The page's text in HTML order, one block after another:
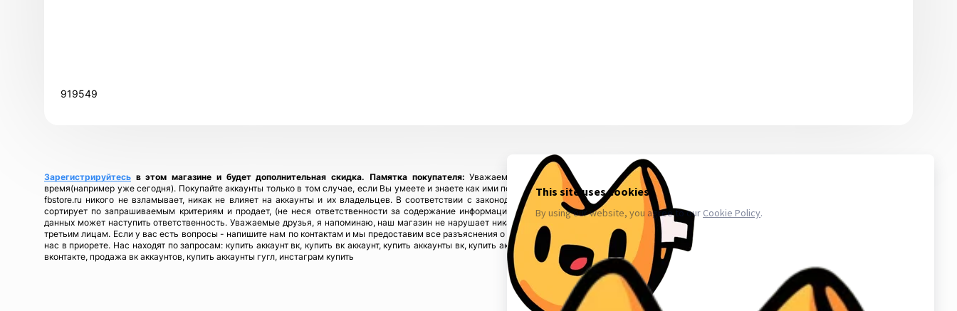
919549
Зарегистрируйтесь в этом магазине и будет дополнительная скидка. Памятка покупателя:Уважаемые покупатели, приобретайте то количество, которое сможете использовать в ближайшее
время(например уже сегодня). Покупайте аккаунты только в том случае, если Вы умеете и знаете как ими пользоваться! Если у Вас возникают проблемы с аккаунтами - обратитесь в поддержку. Магазин
fbstore.ru никого не взламывает, никак не влияет на аккаунты и их владельцев. В соответствии с законодательством! Магазин fbstore.ru в свою очередь, покупает услуги информационного доступа,
сортирует по запрашиваемым критериям и продает, (не неся ответственности за содержание информации), предупреждая, что в случае уничтожения, блокирования, модификации либо копировании
данных может наступить ответственность. Уважаемые друзья, я напоминаю, наш магазин не нарушает никаких законов и не каких прав третьих лиц. Весь товар который мы предлагаем не принадлежит
третьим лицам. Если у вас есть вопросы - напишите нам по контактам и мы предоставим все разъяснения о происхождении товаров. Мы уважаем закон и стабильность в работе нас и наших клиентов для
нас в приорете. Нас находят по запросам: купить аккаунт вк, купить вк аккаунт, купить аккаунты вк, купить аккаунты инстаграм, купить аккаунт в вк, биржа аккаунтов, аккаунты инстаграм, купить аккаунты
вконтакте, продажа вк аккаунтов, купить аккаунты гугл, инстаграм купить